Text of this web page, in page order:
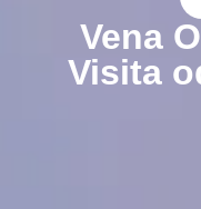
Vena
Visita